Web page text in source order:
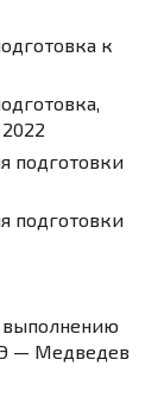
к
подготовки
подготовки
— Медведев